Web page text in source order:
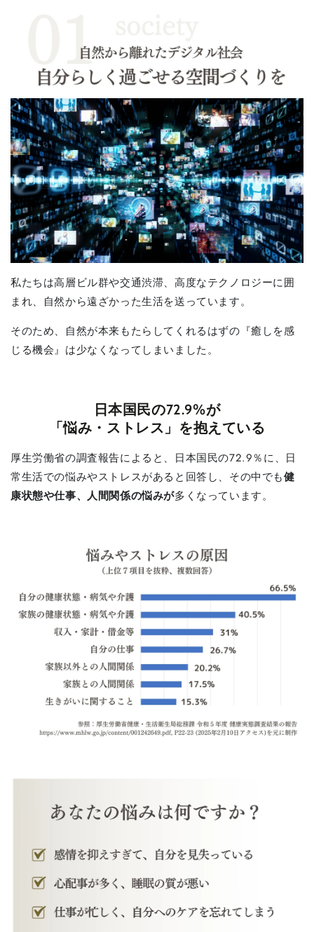
私たちは高層ビル群や交通渋滞、高度なテクノロジーに囲
まれ、自然から遠ざかった生活を送っています。
そのため、自然が本来もたらしてくれるはずの『癒しを感
じる機会』は少なくなってしまいました。
日本国民の72.9%が
「悩み・ストレス」を抱えている
厚生労働省の調査報告によると、日本国民の72.9％に、日
常生活での悩みやストレスがあると回答し、その中でも健
康状態や仕事、人間関係の悩みが多くなっています。